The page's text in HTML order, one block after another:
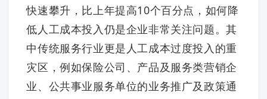
快速攀升，比上年提高10个百分点，如何降
低人工成本投入仍是企业非常关注问题。其
中传统服务行业更是人工成本过度投入的重
灾区，例如保险公司、产品及服务类营销企
业、公共事业服务单位的业务推广及政策通